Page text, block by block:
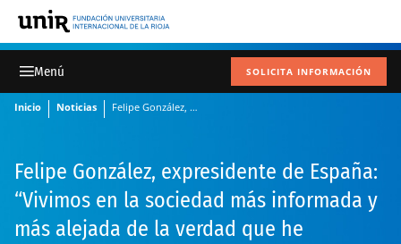
SOLICITA INFORMACIÓN
Inicio Noticias Felipe González, expresidente de España: “Vivimos en la sociedad más informada y más alejada de la verdad que he conocido”
Felipe González, expresidente de España:
“Vivimos en la sociedad más informada y
más alejada de la verdad que he